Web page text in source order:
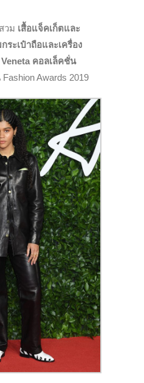
วม เสื้อแจ็คเก็ตและ
ระเป๋าถือและเครื่อง
คอลเล็คชั่น
Fashion Awards 2019